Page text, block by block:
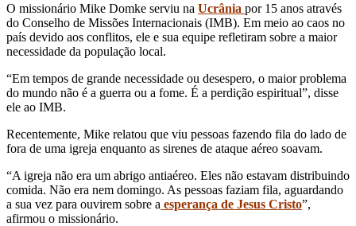
O missionário Mike Domke serviu na Ucrânia por 15 anos através
do Conselho de Missões Internacionais (IMB). Em meio ao caos no
país devido aos conflitos, ele e sua equipe refletiram sobre a maior
necessidade da população local.
“Em tempos de grande necessidade ou desespero, o maior problema
do mundo não é a guerra ou a fome. É a perdição espiritual”, disse
ele ao IMB.
Recentemente, Mike relatou que viu pessoas fazendo fila do lado de
fora de uma igreja enquanto as sirenes de ataque aéreo soavam.
“A igreja não era um abrigo antiaéreo. Eles não estavam distribuindo
comida. Não era nem domingo. As pessoas faziam fila, aguardando
a sua vez para ouvirem sobre a esperança de Jesus Cristo”,
afirmou o missionário.